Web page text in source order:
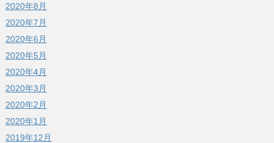
2020年8月
2020年7月
2020年6月
2020年5月
2020年4月
2020年3月
2020年2月
2020年1月
2019年12月